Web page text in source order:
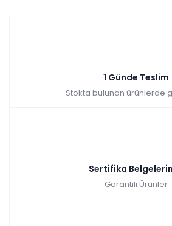
1 Günde Teslim
Stokta bulunan ürünlerde
Sertifika
Garantili Ürünler